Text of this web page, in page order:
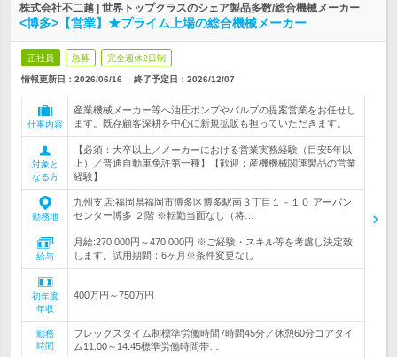
株式会社不二越 | 世界トップクラスのシェア製品多数/総合機械メーカー
<博多>【営業】★プライム上場の総合機械メーカー
正社員 急募 完全週休2日制
情報更新日：2026/06/16 終了予定日： 2026/12/07
仕事内容
産業機械メーカー等へ油圧ポンプやバルブの提案営業をお任せし
ます。既存顧客深耕を中心に新規拡販も担っていただきます。
対象と
なる方
【必須：大卒以上／メーカーにおける営業実務経験（目安5年以
上）／普通自動車免許第一種】【歓迎：産機機械関連製品の営業
経験】
勤務地
九州支店:福岡県福岡市博多区博多駅南３丁目１－１０ アーバン
センター博多 ２階 ※転勤当面なし（将…
給与
月給:270,000円～470,000円 ※ご経験・スキル等を考慮し決定致
します。試用期間：6ヶ月※条件変更なし
初年度
年収
400万円～750万円
勤務
時間
フレックスタイム制標準労働時間7時間45分／休憩60分コアタイ
ム11:00～14:45標準労働時間帯…